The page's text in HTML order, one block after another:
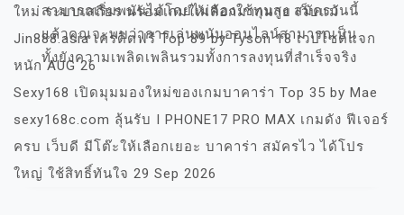
สามารถเริ่มพนันได้โดยไม่ต้องใช้ทุนสูง สมัครวันนี้
แล้วคุณจะพบว่าการเล่นพนันออนไลน์สามารถเป็น
ทั้งยังความเพลิดเพลินรวมทั้งการลงทุนที่สำเร็จจริง
…
7 กรกฎาคม 2025 Austin Wilson
ใหม่ ระบบเสถียร พร้อมเกมให้เลือกมากมาย เว็บแม่
Jin888.asia เครดิตฟรี Top 89 by Tyson 18 เวปไซต์แจก
หนัก AUG 26
Sexy168 เปิดมุมมองใหม่ของเกมบาคาร่า Top 35 by Mae
sexy168c.com ลุ้นรับ I PHONE17 PRO MAX เกมดัง ฟีเจอร์
ครบ เว็บดี มีโต๊ะให้เลือกเยอะ บาคาร่า สมัครไว ได้โปร
ใหญ่ ใช้สิทธิ์ทันใจ 29 Sep 2026